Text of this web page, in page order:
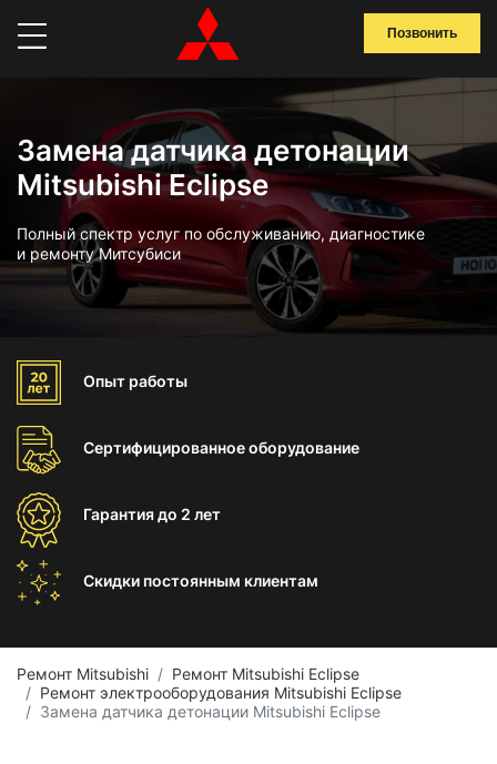
Позвонить
Замена датчика детонации
Mitsubishi Eclipse
Полный спектр услуг по обслуживанию, диагностике
и ремонту Митсубиси
Опыт работы
Сертифицированноеоборудование
Гарантиядо 2 лет
Скидки постоянным клиентам
Ремонт Mitsubishi
Ремонт Mitsubishi Eclipse
Ремонт электрооборудования Mitsubishi Eclipse
Замена датчика детонации Mitsubishi Eclipse